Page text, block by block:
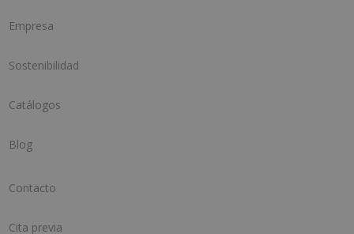
Empresa
Sostenibilidad
Catálogos
Blog
Contacto
Cita previa